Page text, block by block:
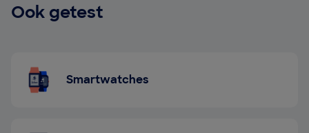
Ook getest
Smartwatches